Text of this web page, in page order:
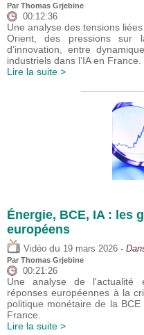
Par Thomas Grjebine
00:12:36
Une analyse des tensions
Orient, des pressions sur
d’innovation, entre
industriels dans l’IA en France.
Lire la suite >
Énergie, BCE, IA : les
européens
Vidéo du 19 mars 2026 -
Par Thomas Grjebine
00:21:26
Une analyse de l'actualité
réponses européennes à la
politique monétaire de la BCE
France.
Lire la suite >